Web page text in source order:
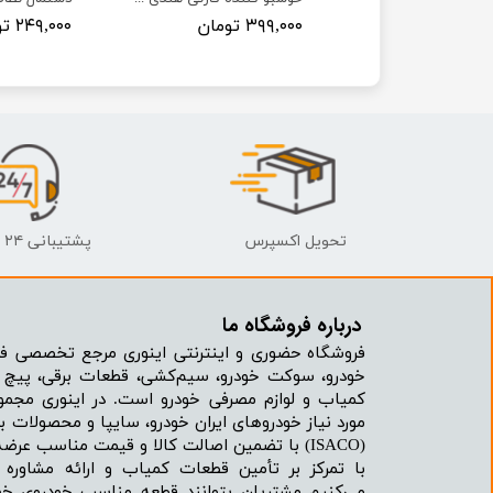
۲۴۹,۰۰۰ تومان ۳۹۹,۰۰۰ تومان
فروشگاه حضوری و اینترنتی اینوری مرجع تخصصی
خودرو، سوکت خودرو، سیم‌کشی، قطعات برقی، پیچ
کمیاب و لوازم مصرفی خودرو است. در اینوری
مورد نیاز خودروهای ایران خودرو، سایپا و محصولات
(ISACO) با تضمین اصالت کالا و قیمت مناسب عرضه می‌شود.
با تمرکز بر تأمین قطعات کمیاب و ارائه
درباره فروشگاه ما​​​​​​​
تحویل اکسپرس پشتیبانی ۲۴ ساعته